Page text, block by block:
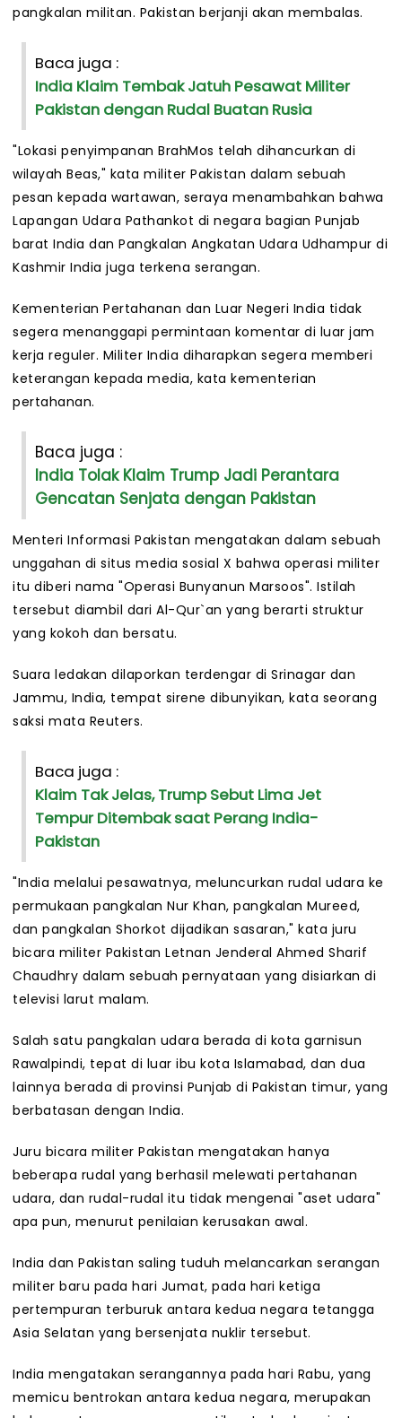
pangkalan militan. Pakistan berjanji akan membalas.
Baca juga :
India Klaim Tembak Jatuh Pesawat Militer
Pakistan dengan Rudal Buatan Rusia
"Lokasi penyimpanan BrahMos telah dihancurkan di
wilayah Beas," kata militer Pakistan dalam sebuah
pesan kepada wartawan, seraya menambahkan bahwa
Lapangan Udara Pathankot di negara bagian Punjab
barat India dan Pangkalan Angkatan Udara Udhampur di
Kashmir India juga terkena serangan.
Kementerian Pertahanan dan Luar Negeri India tidak
segera menanggapi permintaan komentar di luar jam
kerja reguler. Militer India diharapkan segera memberi
keterangan kepada media, kata kementerian
pertahanan.
Baca juga :
India Tolak Klaim Trump Jadi Perantara
Gencatan Senjata dengan Pakistan
Menteri Informasi Pakistan mengatakan dalam sebuah
unggahan di situs media sosial X bahwa operasi militer
itu diberi nama "Operasi Bunyanun Marsoos". Istilah
tersebut diambil dari Al-Qur`an yang berarti struktur
yang kokoh dan bersatu.
Suara ledakan dilaporkan terdengar di Srinagar dan
Jammu, India, tempat sirene dibunyikan, kata seorang
saksi mata Reuters.
Baca juga :
Klaim Tak Jelas, Trump Sebut Lima Jet
Tempur Ditembak saat Perang India-
Pakistan
"India melalui pesawatnya, meluncurkan rudal udara ke
permukaan pangkalan Nur Khan, pangkalan Mureed,
dan pangkalan Shorkot dijadikan sasaran," kata juru
bicara militer Pakistan Letnan Jenderal Ahmed Sharif
Chaudhry dalam sebuah pernyataan yang disiarkan di
televisi larut malam.
Salah satu pangkalan udara berada di kota garnisun
Rawalpindi, tepat di luar ibu kota Islamabad, dan dua
lainnya berada di provinsi Punjab di Pakistan timur, yang
berbatasan dengan India.
Juru bicara militer Pakistan mengatakan hanya
beberapa rudal yang berhasil melewati pertahanan
udara, dan rudal-rudal itu tidak mengenai "aset udara"
apa pun, menurut penilaian kerusakan awal.
India dan Pakistan saling tuduh melancarkan serangan
militer baru pada hari Jumat, pada hari ketiga
pertempuran terburuk antara kedua negara tetangga
Asia Selatan yang bersenjata nuklir tersebut.
India mengatakan serangannya pada hari Rabu, yang
memicu bentrokan antara kedua negara, merupakan